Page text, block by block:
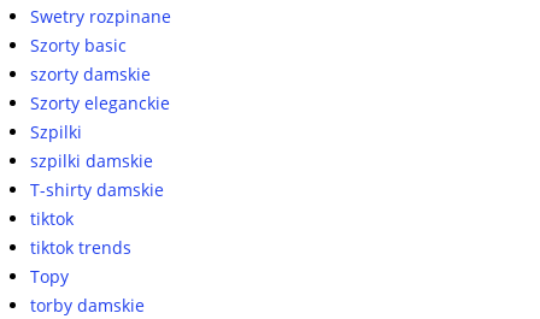
Swetry rozpinane
Szorty basic
szorty damskie
Szorty eleganckie
Szpilki
szpilki damskie
T-shirty damskie
tiktok
tiktok trends
Topy
torby damskie